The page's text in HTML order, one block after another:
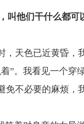
叫他们干什么都可
天色已近黄昏，
”。我看见一个穿
免不必要的麻烦，